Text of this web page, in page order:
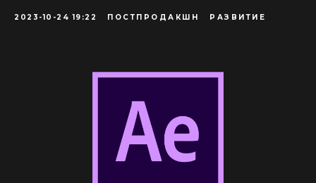
2023-10-24 19:22 ПОСТПРОДАКШН РАЗВИТИЕ